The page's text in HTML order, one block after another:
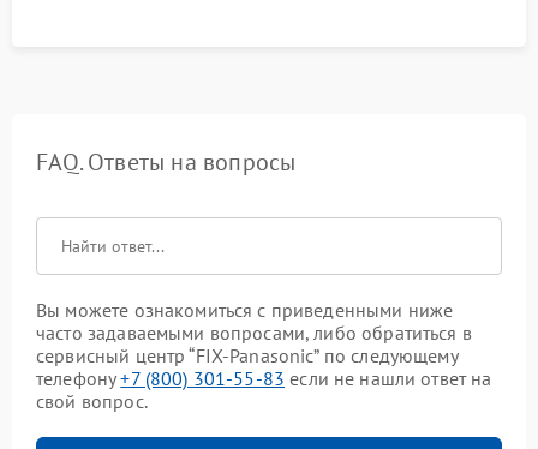
FAQ. Ответы на вопросы
Вы можете ознакомиться с приведенными ниже
часто задаваемыми вопросами, либо обратиться в
сервисный центр “FIX-Panasonic” по следующему
телефону+7 (800) 301-55-83 если не нашли ответ на
свой вопрос.